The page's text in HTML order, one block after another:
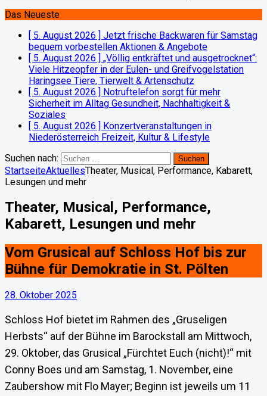
Das Neueste
[ 5. August 2026 ] Jetzt frische Backwaren für Samstag
bequem vorbestellen Aktionen & Angebote
[ 5. August 2026 ] „Völlig entkräftet und ausgetrocknet“:
Viele Hitzeopfer in der Eulen- und Greifvogelstation
Haringsee Tiere, Tierwelt & Artenschutz
[ 5. August 2026 ] Notruftelefon sorgt für mehr
Sicherheit im Alltag Gesundheit, Nachhaltigkeit &
Soziales
[ 5. August 2026 ] Konzertveranstaltungen in
Niederösterreich Freizeit, Kultur & Lifestyle
Suchen nach:
StartseiteAktuellesTheater, Musical, Performance, Kabarett,
Lesungen und mehr
Theater, Musical, Performance,
Kabarett, Lesungen und mehr
Vom Grusical auf Schloss Hof bis zur
Bühne für Demokratie in St. Pölten
28. Oktober 2025
Schloss Hof bietet im Rahmen des „Gruseligen
Herbsts“ auf der Bühne im Barockstall am Mittwoch,
29. Oktober, das Grusical „Fürchtet Euch (nicht)!“ mit
Conny Boes und am Samstag, 1. November, eine
Zaubershow mit Flo Mayer; Beginn ist jeweils um 11